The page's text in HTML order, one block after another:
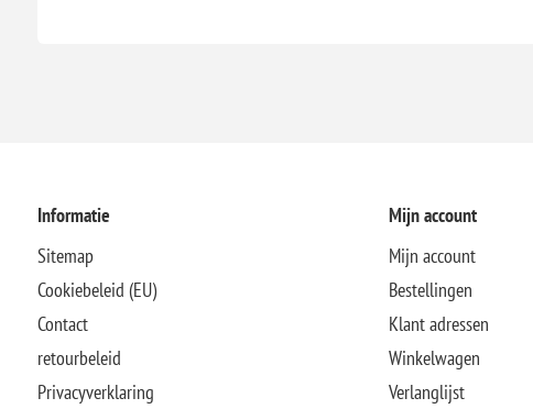
Informatie
Sitemap
Cookiebeleid (EU)
Contact
retourbeleid
Privacyverklaring
Mijn account
Mijn account
Bestellingen
Klant adressen
Winkelwagen
Verlanglijst